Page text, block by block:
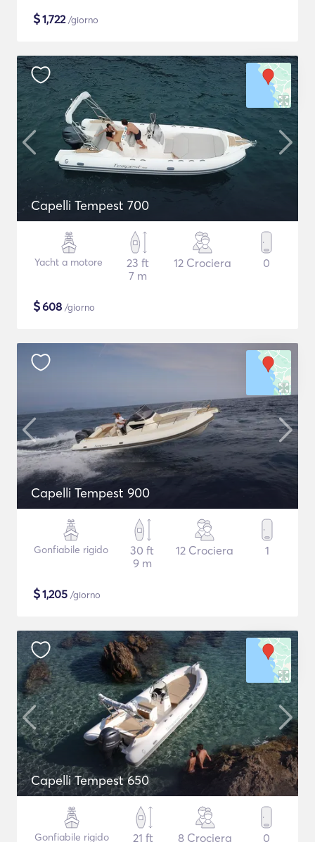
$1,722/giorno
Capelli Tempest 700
Yacht a motore
23 ft
7 m
12 Crociera 0
$608 /giorno
Capelli Tempest 900
Gonfiabile rigido
30 ft
9 m
12 Crociera 1
$1,205 /giorno
Capelli Tempest 650
Gonfiabile rigido
21 ft
8 Crociera 0